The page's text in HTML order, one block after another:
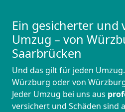
Ein gesicherter und
Umzug – von
Saarbrücken
Und das gilt für jeden
Würzburg oder von
Jeder Umzug bei uns aus
versichert und Schäden sind